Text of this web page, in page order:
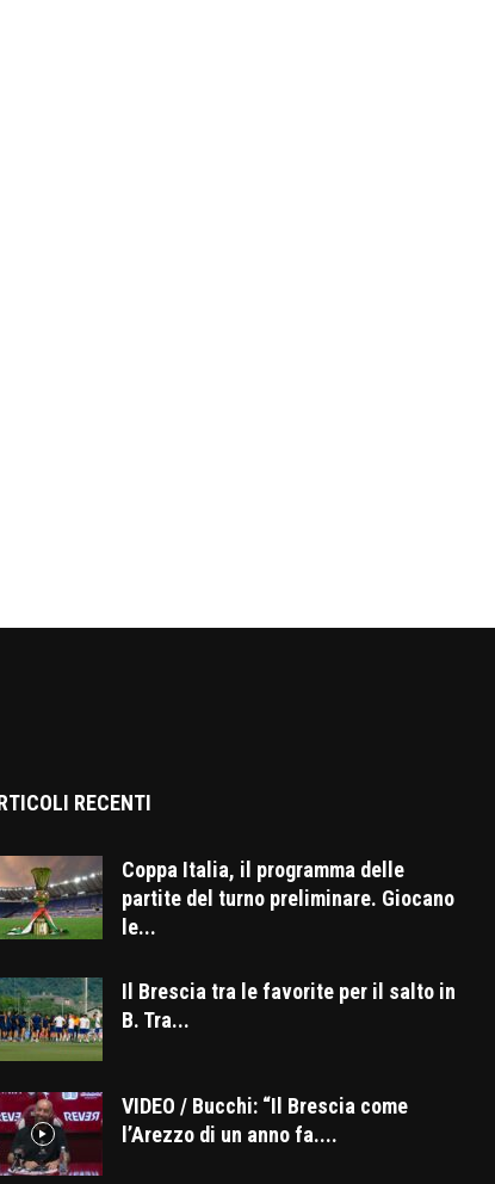
RECENTI
Coppa Italia, il programma delle
partite del turno preliminare. Giocano
le...
Il Brescia tra le favorite per il salto in
B. Tra...
VIDEO / Bucchi: “Il Brescia come
l’Arezzo di un anno fa....